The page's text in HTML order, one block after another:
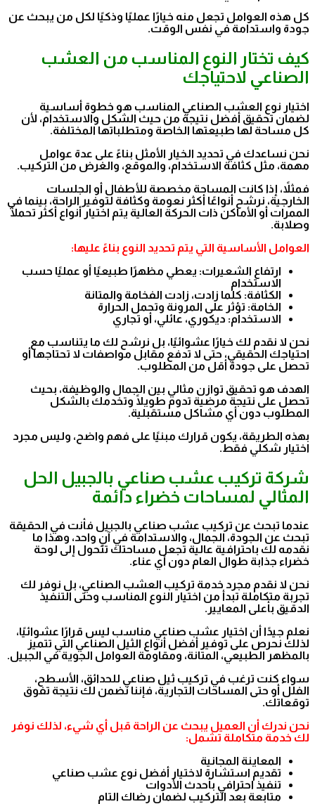
كل هذه العوامل تجعل منه خيارًا عمليًا وذكيًا لكل من يبحث عن
جودة واستدامة في نفس الوقت.
كيف تختار النوع المناسب من العشب
الصناعي لاحتياجك
اختيار نوع العشب الصناعي المناسب هو خطوة أساسية
لضمان تحقيق أفضل نتيجة من حيث الشكل والاستخدام، لأن
كل مساحة لها طبيعتها الخاصة ومتطلباتها المختلفة.
نحن نساعدك في تحديد الخيار الأمثل بناءً على عدة عوامل
مهمة، مثل كثافة الاستخدام، والموقع، والغرض من التركيب.
فمثلاً، إذا كانت المساحة مخصصة للأطفال أو الجلسات
الخارجية، نرشح أنواعًا أكثر نعومة وكثافة لتوفير الراحة، بينما في
الممرات أو الأماكن ذات الحركة العالية يتم اختيار أنواع أكثر تحملًا
وصلابة.
العوامل الأساسية التي يتم تحديد النوع بناءً عليها:
ارتفاع الشعيرات: يعطي مظهرًا طبيعيًا أو عمليًا حسب
الاستخدام
الكثافة: كلما زادت، زادت الفخامة والمتانة
الخامة: تؤثر على المرونة وتحمل الحرارة
الاستخدام: ديكوري، عائلي، أو تجاري
نحن لا نقدم لك خيارًا عشوائيًا، بل نرشح لك ما يتناسب مع
احتياجك الحقيقي، حتى لا تدفع مقابل مواصفات لا تحتاجها أو
تحصل على جودة أقل من المطلوب.
الهدف هو تحقيق توازن مثالي بين الجمال والوظيفة، بحيث
تحصل على نتيجة مرضية تدوم طويلًا وتخدمك بالشكل
المطلوب دون أي مشاكل مستقبلية.
بهذه الطريقة، يكون قرارك مبنيًا على فهم واضح، وليس مجرد
اختيار شكلي فقط.
شركة تركيب عشب صناعي بالجبيل الحل
المثالي لمساحات خضراء دائمة
عندما تبحث عن تركيب عشب صناعي بالجبيل فأنت في الحقيقة
تبحث عن الجودة، الجمال، والاستدامة في آنٍ واحد، وهذا ما
نقدمه لك باحترافية عالية تجعل مساحتك تتحول إلى لوحة
خضراء جذابة طوال العام دون أي عناء.
نحن لا نقدم مجرد خدمة تركيب العشب الصناعي، بل نوفر لك
تجربة متكاملة تبدأ من اختيار النوع المناسب وحتى التنفيذ
الدقيق بأعلى المعايير.
نعلم جيدًا أن اختيار عشب صناعي مناسب ليس قرارًا عشوائيًا،
لذلك نحرص على توفير أفضل أنواع الثيل الصناعي التي تتميز
بالمظهر الطبيعي، المتانة، ومقاومة العوامل الجوية في الجبيل.
سواء كنت ترغب في تركيب ثيل صناعي للحدائق، الأسطح،
الفلل أو حتى المساحات التجارية، فإننا نضمن لك نتيجة تفوق
توقعاتك.
نحن ندرك أن العميل يبحث عن الراحة قبل أي شيء، لذلك نوفر
لك خدمة متكاملة تشمل:
المعاينة المجانية
تقديم استشارة لاختيار أفضل نوع عشب صناعي
تنفيذ احترافي بأحدث الأدوات
متابعة بعد التركيب لضمان رضاك التام